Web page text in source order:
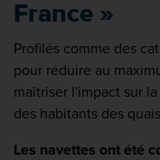
France »
Profilés comme des
pour réduire au
maîtriser l'impact sur
des habitants des
Les navettes ont été